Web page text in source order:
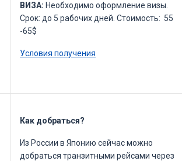
ВИЗА: Необходимо оформление визы.
Срок: до 5 рабочих дней. Стоимость: 55
-65$
Условия получения
Как добраться?
Из России в Японию сейчас можно
добраться транзитными рейсами через